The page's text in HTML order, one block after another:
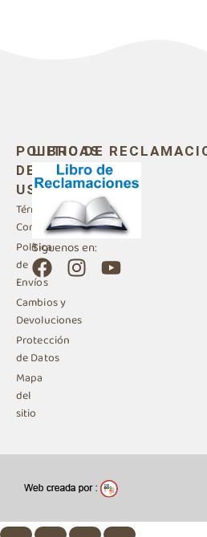
POLITICAS
DE
USO
Términos y
Condiciones
Política
de
Envíos
Cambios y
Devoluciones
Protección
de Datos
Mapa
del
sitio
LIBRO DE
Siguenos en:
F
a
c
e
b
o
o
I
n
t
Y